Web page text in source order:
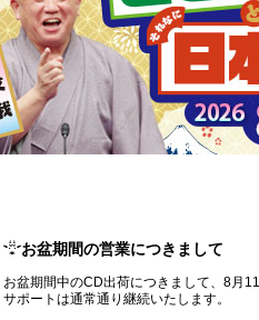
お盆期間の営業につきまして
お盆期間中のCD出荷につきまして、8月
サポートは通常通り継続いたします。